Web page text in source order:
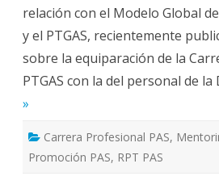
relación con el Modelo Global
y el PTGAS, recientemente
sobre la equiparación de la
PTGAS con la del personal de la
»
Carrera Profesional PAS,
Promoción PAS, RPT PAS